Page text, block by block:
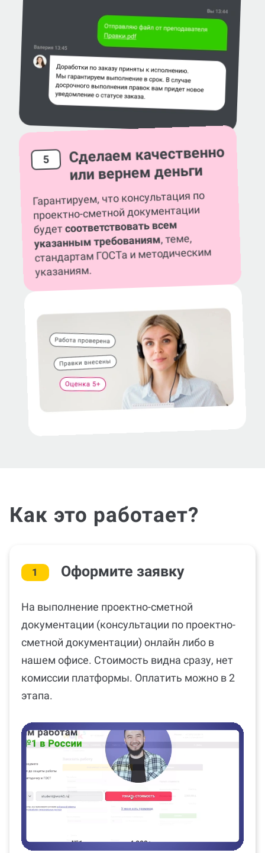
5 Сделаем качественно
или вернем деньги
Гарантируем, что консультация по
проектно-сметной документации
будетсоответствовать всем
указанным требованиям, теме,
стандартам ГОСТа и методическим
указаниям.
Как это работает?
1 Оформите заявку
На выполнение проектно-сметной
документации (консультации по проектно-
сметной документации) онлайн либо в
нашем офисе. Стоимость видна сразу, нет
комиссии платформы. Оплатить можно в 2
этапа.